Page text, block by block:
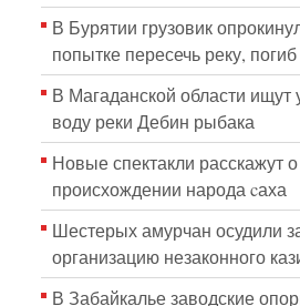
В Бурятии грузовик
попытке пересечь реку,
В Магаданской области ищут
воду реки Дебин рыбака
Новые спектакли расскажут о
происхождении народа cаха
Шестерых амурчан осудили
организацию незаконного
В Забайкалье заводские